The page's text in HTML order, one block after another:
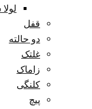
قفل
دو حالته
غلتک
زاماک
کلنگی
پیچ